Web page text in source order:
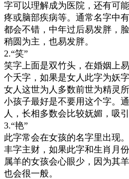
字可以理解成为医院，还有可
疼或脑部疾病等。通常名字中
都会不错，中年过后易发胖，
稍圆为主，也易发胖。
2.“笑”
笑字上面是双竹头，在婚姻上
个夭字，如果是女人此字为妖
女人这世为人多数前世为精灵
小孩子最好是不要用这个字。
人，长相多数会比较妩媚，吸
3.“艳”
此字常会在女孩的名字里出现
丰字主财，如果此字和生肖月
属羊的女孩会心眼少，因为其
也会很一般。